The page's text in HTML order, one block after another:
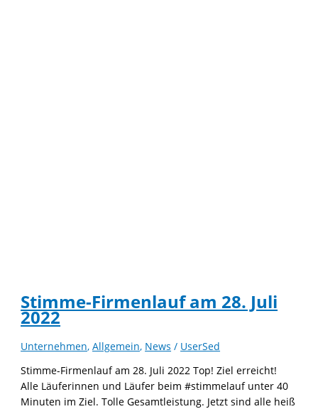
Stimme-Firmenlauf am 28. Juli
2022
Unternehmen,Allgemein, News / UserSed
Stimme-Firmenlauf am 28. Juli 2022 Top! Ziel erreicht!
Alle Läuferinnen und Läufer beim #stimmelauf unter 40
Minuten im Ziel. Tolle Gesamtleistung. Jetzt sind alle heiß